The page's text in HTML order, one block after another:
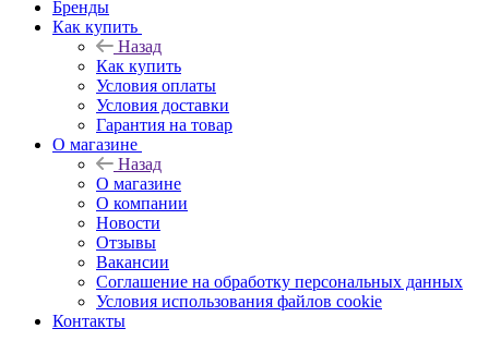
Бренды
Как купить
Назад
Как купить
Условия оплаты
Условия доставки
Гарантия на товар
О магазине
Назад
О магазине
О компании
Новости
Отзывы
Вакансии
Соглашение на обработку персональных данных
Условия использования файлов cookie
Контакты